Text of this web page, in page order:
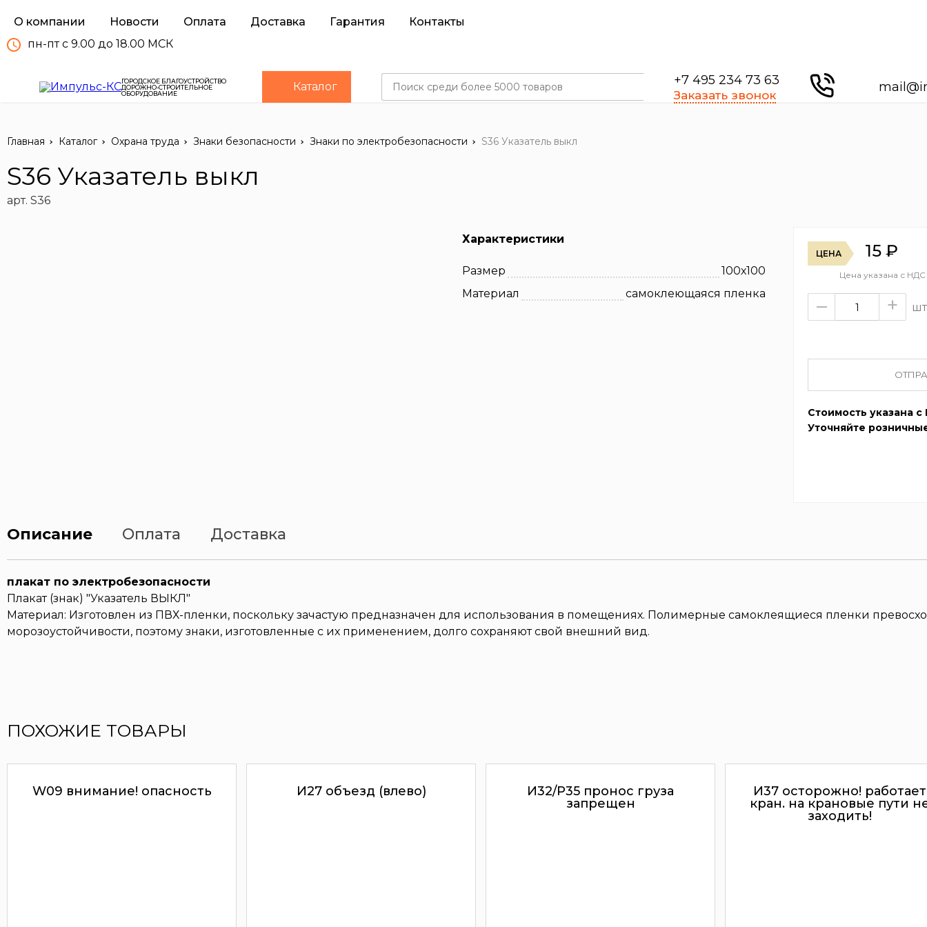
О компании Новости Оплата Доставка Гарантия
Контакты
пн-пт с 9.00 до 18.00 МСК
ГОРОДСКОЕ БЛАГОУСТРОЙСТВО
ДОРОЖНО-СТРОИТЕЛЬНОЕ
ОБОРУДОВАНИЕ
Каталог +7 495 234 73 63
Заказать звонок
Главная Каталог Охрана труда Знаки безопасности Знаки по электробезопасности S36 Указатель выкл
S36 Указатель выкл
арт. S36
Характеристики
Размер
100х100
Материал
самоклеющаяся пленка
ЦЕНА 15 ₽
Цена указана с НДС
– +
Стоимость указана
Уточняйте
Описание Оплата Доставка
плакат по электробезопасности
Плакат (знак) "Указатель ВЫКЛ"
Материал: Изготовлен из ПВХ-пленки, поскольку зачастую предназначен для использования в помещениях. Полимерные самоклеящиеся пленки
морозоустойчивости, поэтому знаки, изготовленные с их применением, долго сохраняют свой внешний вид.
ПОХОЖИЕ ТОВАРЫ
W09 внимание! опасность И27 объезд (влево)
И32/Р35 пронос груза
запрещен
И37 осторожно! работает
кран. на крановые пути
заходить!